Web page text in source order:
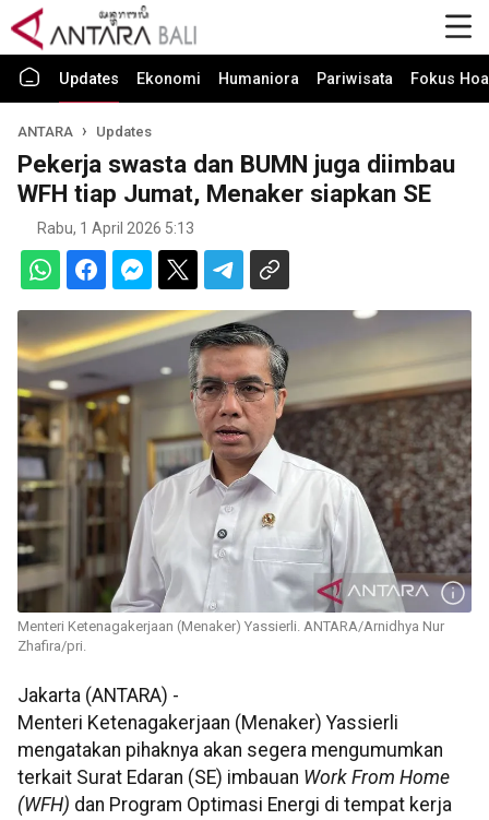
Updates Ekonomi Humaniora Pariwisata Fokus
ANTARA Updates
Pekerja swasta dan BUMN juga diimbau
WFH tiap Jumat, Menaker siapkan SE
Rabu, 1 April 2026 5:13
Menteri Ketenagakerjaan (Menaker) Yassierli. ANTARA/Arnidhya Nur
Zhafira/pri.
Jakarta (ANTARA) -
Menteri Ketenagakerjaan (Menaker) Yassierli
mengatakan pihaknya akan segera mengumumkan
terkait Surat Edaran (SE) imbauan Work From Home
(WFH) dan Program Optimasi Energi di tempat kerja